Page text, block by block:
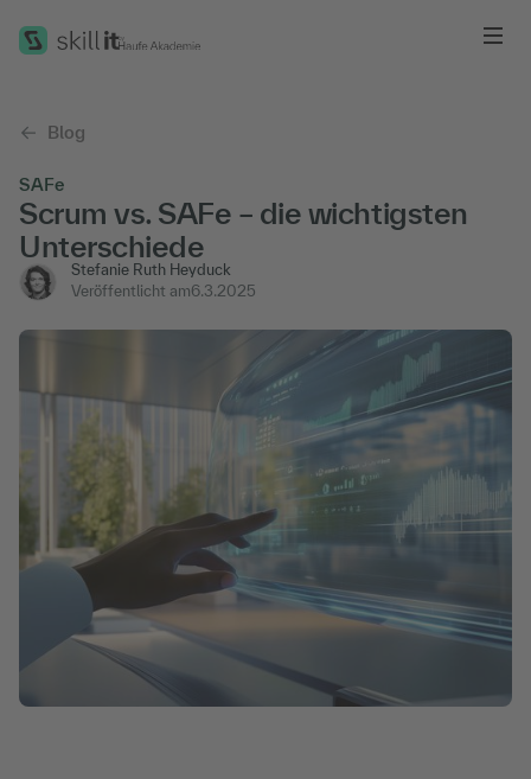
Blog
SAFe
Scrum vs. SAFe – die wichtigsten
Unterschiede
Stefanie Ruth Heyduck
Veröffentlicht am6.3.2025